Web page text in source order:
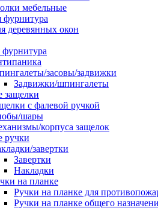
мебельные
фурнитура
деревянных окон
фурнитура
засовы/задвижки
Задвижки/шпингалеты
защелки
с фалевой ручкой
шары
корпуса защелок
ручки
завертки
Завертки
Накладки
на планке
Ручки на планке для
Ручки на планке общего